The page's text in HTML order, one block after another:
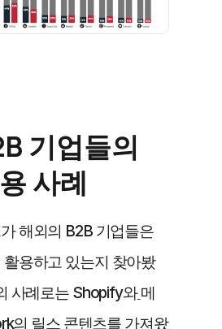
기업들의
사례
해외의 B2B 기업들은
용하고 있는지 찾아봤
사례로는 Shopify와 메
의 릴스 콘텐츠를 가져왔